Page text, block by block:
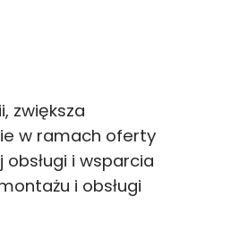
zwiększa
w ramach oferty
i wsparcia
i obsługi